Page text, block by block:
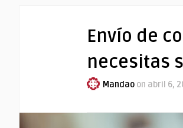
Envío de
necesitas
Mandao on abril 6,